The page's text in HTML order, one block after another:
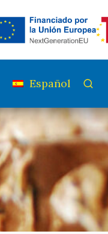
Español